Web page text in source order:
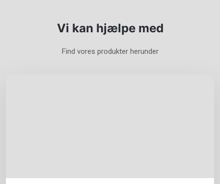
Vi kan hjælpe med
​Find vores produkter herunder